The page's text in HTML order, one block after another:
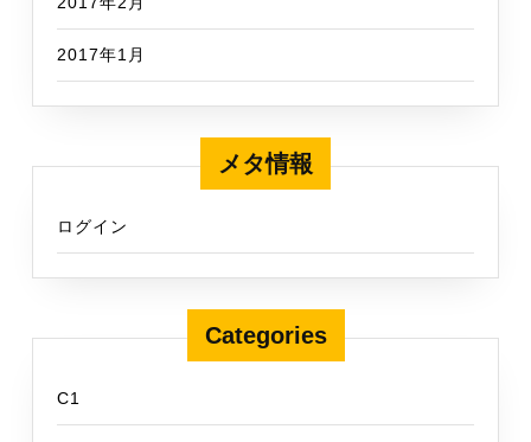
2017年1月
メタ情報
ログイン
Categories
C1